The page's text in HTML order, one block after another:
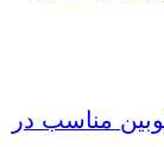
مناسب در